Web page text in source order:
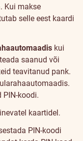
Kui makse
selle eest kaardi
kui
saanud või
teavitanud pank.
PIN-koodi.
kaartidel.
PIN-koodi